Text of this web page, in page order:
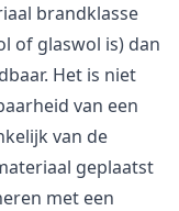
brandklasse
of glaswol is) dan
Het is niet
van een
van de
geplaatst
met een